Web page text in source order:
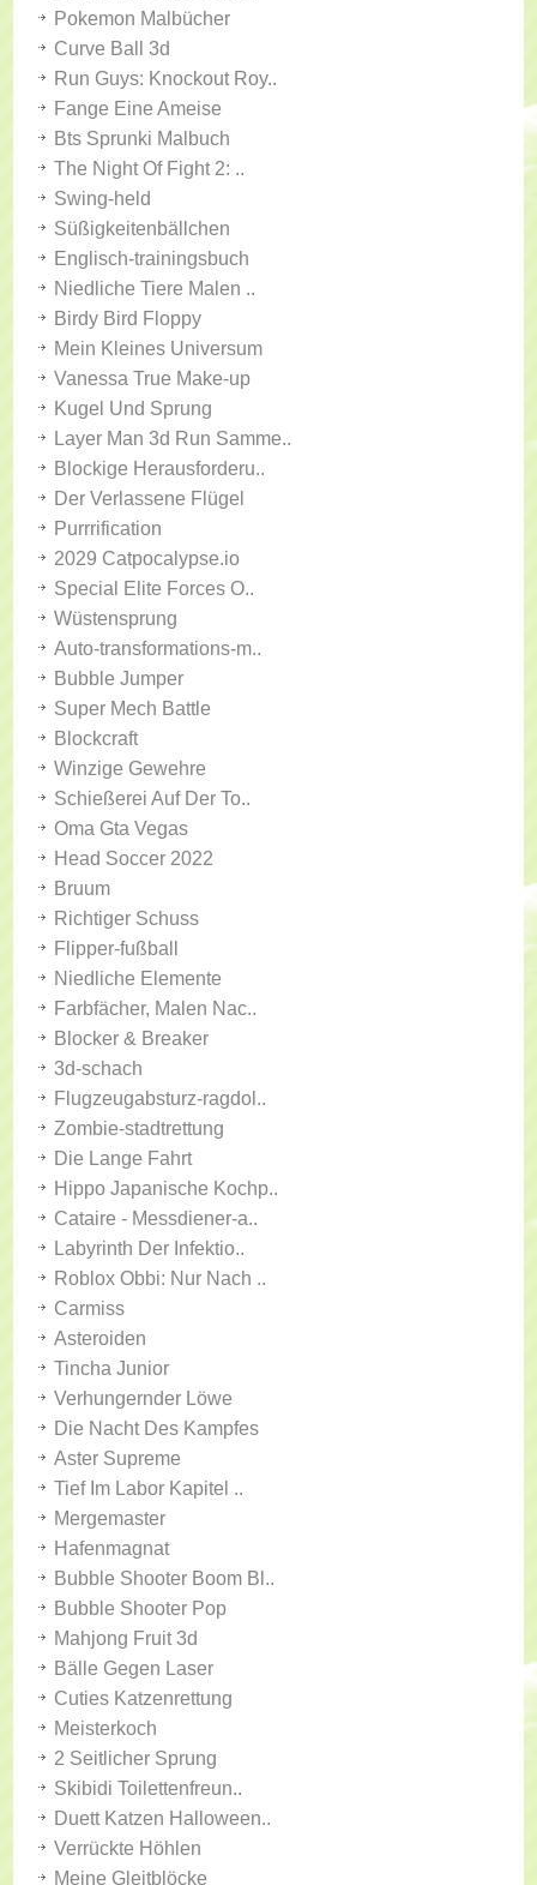
Pokemon Malbücher
Curve Ball 3d
Run Guys: Knockout Roy..
Fange Eine Ameise
Bts Sprunki Malbuch
The Night Of Fight 2: ..
Swing-held
Süßigkeitenbällchen
Englisch-trainingsbuch
Niedliche Tiere Malen ..
Birdy Bird Floppy
Mein Kleines Universum
Vanessa True Make-up
Kugel Und Sprung
Layer Man 3d Run Samme..
Blockige Herausforderu..
Der Verlassene Flügel
Purrrification
2029 Catpocalypse.io
Special Elite Forces O..
Wüstensprung
Auto-transformations-m..
Bubble Jumper
Super Mech Battle
Blockcraft
Winzige Gewehre
Schießerei Auf Der To..
Oma Gta Vegas
Head Soccer 2022
Bruum
Richtiger Schuss
Flipper-fußball
Niedliche Elemente
Farbfächer, Malen Nac..
Blocker & Breaker
3d-schach
Flugzeugabsturz-ragdol..
Zombie-stadtrettung
Die Lange Fahrt
Hippo Japanische Kochp..
Cataire - Messdiener-a..
Labyrinth Der Infektio..
Roblox Obbi: Nur Nach ..
Carmiss
Asteroiden
Tincha Junior
Verhungernder Löwe
Die Nacht Des Kampfes
Aster Supreme
Tief Im Labor Kapitel ..
Mergemaster
Hafenmagnat
Bubble Shooter Boom Bl..
Bubble Shooter Pop
Mahjong Fruit 3d
Bälle Gegen Laser
Cuties Katzenrettung
Meisterkoch
2 Seitlicher Sprung
Skibidi Toilettenfreun..
Duett Katzen Halloween..
Verrückte Höhlen
Meine Gleitblöcke